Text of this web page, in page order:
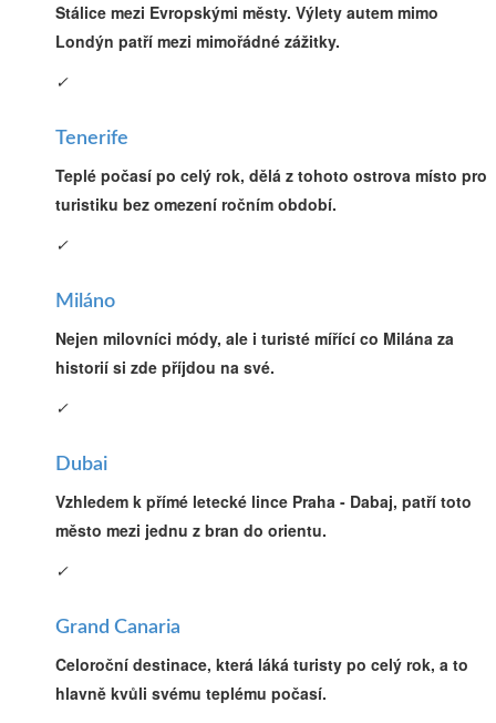
Stálice mezi Evropskými městy. Výlety autem mimo
Londýn patří mezi mimořádné zážitky.
✓
Tenerife
Teplé počasí po celý rok, dělá z tohoto ostrova místo pro
turistiku bez omezení ročním období.
✓
Miláno
Nejen milovníci módy, ale i turisté mířící co Milána za
historií si zde příjdou na své.
✓
Dubai
Vzhledem k přímé letecké lince Praha - Dabaj, patří toto
město mezi jednu z bran do orientu.
✓
Grand Canaria
Celoroční destinace, která láká turisty po celý rok, a to
hlavně kvůli svému teplému počasí.